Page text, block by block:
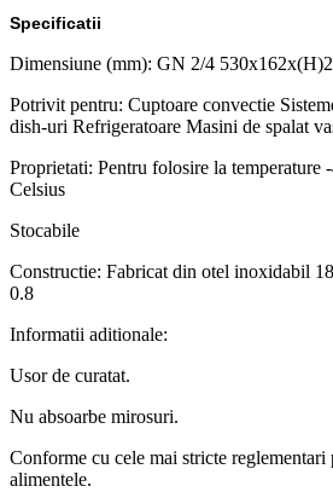
Specificatii
Dimensiune (mm): GN 2/4
Potrivit pentru: Cuptoare convectie
dish-uri Refrigeratoare Masini de spalat
Proprietati: Pentru folosire la temperature
Celsius
Stocabile
Constructie: Fabricat din otel inoxidabil
0.8
Informatii aditionale:
Usor de curatat.
Nu absoarbe mirosuri.
Conforme cu cele mai stricte reglementari
alimentele.